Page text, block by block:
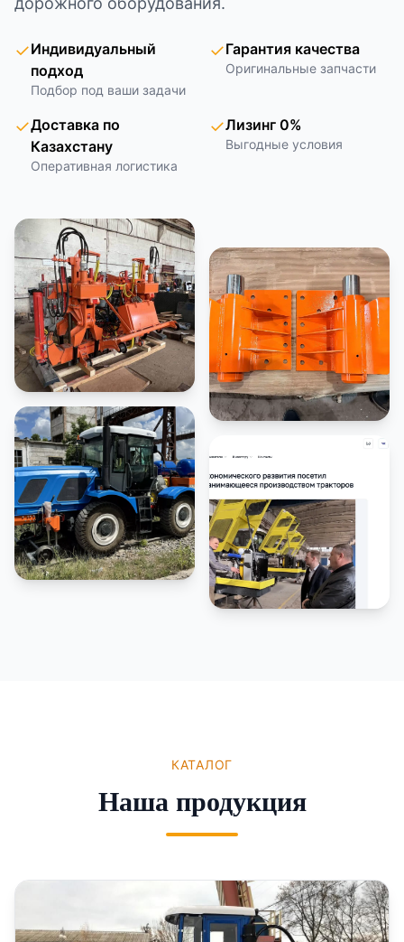
✓Индивидуальный
подход
Подбор под ваши задачи
✓Гарантия качества
Оригинальные запчасти
✓Доставка по
Казахстану
Оперативная логистика
✓Лизинг 0%
Выгодные условия
КАТАЛОГ
Наша продукция